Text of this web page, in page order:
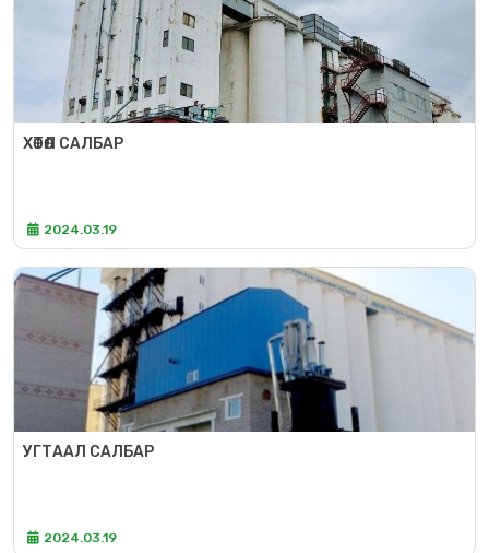
ХӨТӨЛ САЛБАР
2024.03.19
УГТААЛ САЛБАР
2024.03.19